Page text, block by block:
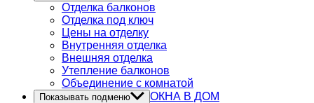
Отделка балконов
Отделка под ключ
Цены на отделку
Внутренняя отделка
Внешняя отделка
Утепление балконов
Объединение с комнатой
Показывать подменю
ОКНА В ДОМ